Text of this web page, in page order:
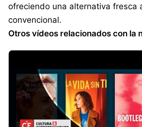
ofreciendo una alternativa fresca
convencional.
Otros vídeos relacionados con la